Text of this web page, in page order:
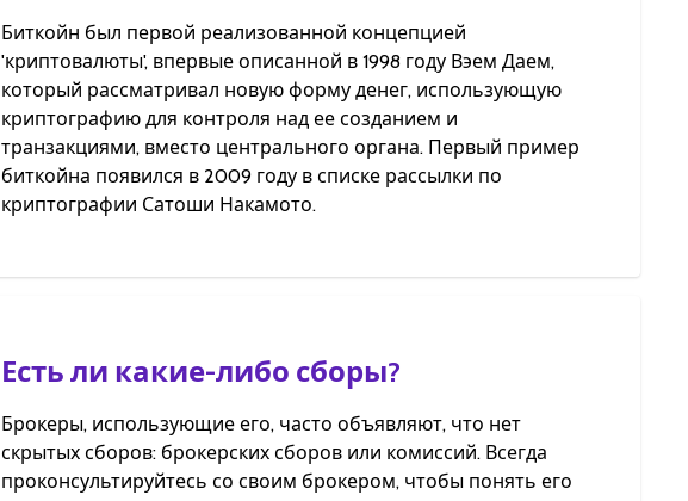
Биткойн был первой реализованной концепцией
'криптовалюты', впервые описанной в 1998 году Вэем Даем,
который рассматривал новую форму денег, использующую
криптографию для контроля над ее созданием и
транзакциями, вместо центрального органа. Первый пример
биткойна появился в 2009 году в списке рассылки по
криптографии Сатоши Накамото.
Есть ли какие-либо сборы?
Брокеры, использующие его, часто объявляют, что нет
скрытых сборов: брокерских сборов или комиссий. Всегда
проконсультируйтесь со своим брокером, чтобы понять его